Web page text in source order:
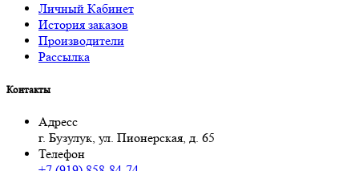
Личный Кабинет
История заказов
Производители
Рассылка
Контакты
Адресс
г. Бузулук, ул. Пионерская, д. 65
Телефон